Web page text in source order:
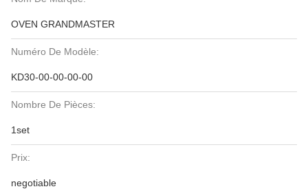
OVEN GRANDMASTER
Numéro De Modèle:
KD30-00-00-00-00
Nombre De Pièces:
1set
Prix:
negotiable